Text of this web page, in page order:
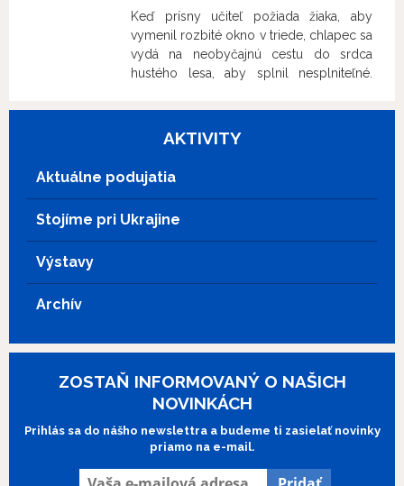
Keď prísny učiteľ požiada žiaka, aby
vymenil rozbité okno v triede, chlapec sa
vydá na neobyčajnú cestu do srdca
hustého lesa, aby splnil nesplniteľné.
ktorom režisér s veľkou istotou a
skvostným štýlom spája šlachetný
humanizmus s hitchcockovským
majstrovských diel iránskej
zrodu skvelého filmu stačia tie
naprostejšie nástroje.
AKTIVITY
Aktuálne podujatia
Stojíme pri Ukrajine
Výstavy
Archív
ZOSTAŇ INFORMOVANÝ O NAŠICH
NOVINKÁCH
Prihlás sa do nášho newslettra a budeme ti zasielať novinky
priamo na e-mail.